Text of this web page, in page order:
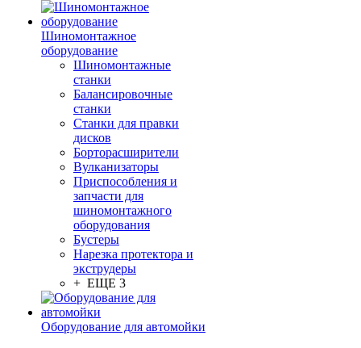
Шиномонтажное
оборудование
Шиномонтажные
станки
Балансировочные
станки
Станки для правки
дисков
Борторасширители
Вулканизаторы
Приспособления и
запчасти для
шиномонтажного
оборудования
Бустеры
Нарезка протектора и
экструдеры
+ ЕЩЕ 3
Оборудование для автомойки